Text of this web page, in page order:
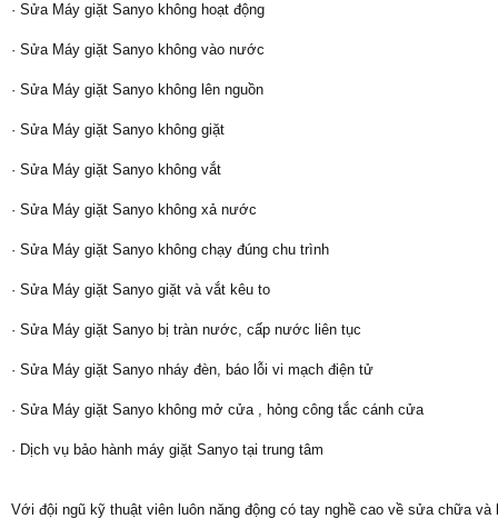
· Sửa Máy giặt Sanyo không hoạt động
· Sửa Máy giặt Sanyo không vào nước
· Sửa Máy giặt Sanyo không lên nguồn
· Sửa Máy giặt Sanyo không giặt
· Sửa Máy giặt Sanyo không vắt
· Sửa Máy giặt Sanyo không xả nước
· Sửa Máy giặt Sanyo không chạy đúng chu trình
· Sửa Máy giặt Sanyo giặt và vắt kêu to
· Sửa Máy giặt Sanyo bị tràn nước, cấp nước liên tục
· Sửa Máy giặt Sanyo nháy đèn, báo lỗi vi mạch điện tử
· Sửa Máy giặt Sanyo không mở cửa , hỏng công tắc cánh cửa
· Dịch vụ bảo hành máy giặt Sanyo tại trung tâm
Với đội ngũ kỹ thuật viên luôn năng động có tay nghề cao về sửa chữa